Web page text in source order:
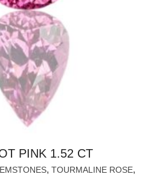
PINK 1.52 CT
, TOURMALINE ROSE,